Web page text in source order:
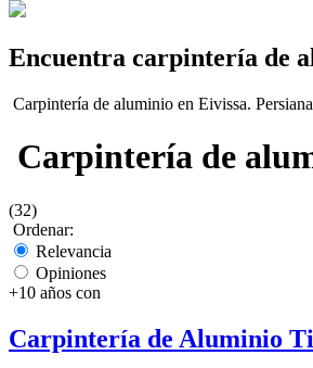
Encuentra carpintería de
Carpintería de aluminio en Eivissa.
Carpintería de
(32)
Ordenar:
Relevancia
Opiniones
+10 años con
Carpintería de Aluminio